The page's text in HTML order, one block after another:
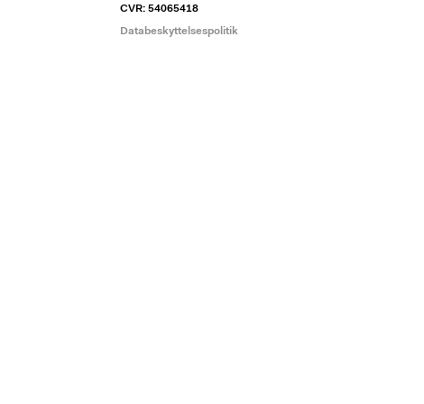
CVR: 54065418
Databeskyttelsespolitik